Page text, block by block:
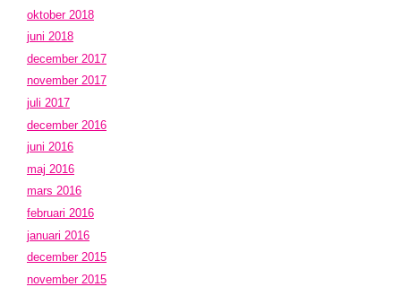
oktober 2018
juni 2018
december 2017
november 2017
juli 2017
december 2016
juni 2016
maj 2016
mars 2016
februari 2016
januari 2016
december 2015
november 2015